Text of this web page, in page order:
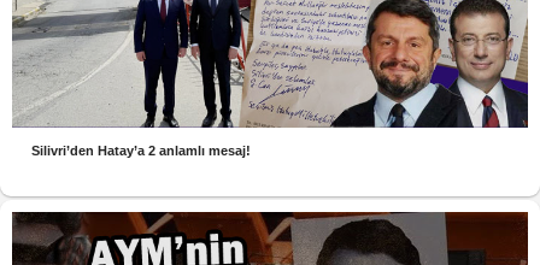
Silivri’den Hatay’a 2 anlamlı mesaj!